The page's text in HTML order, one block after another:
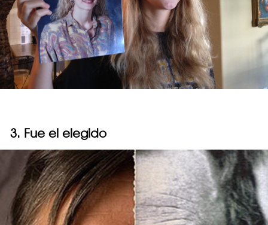
3. Fue el elegido